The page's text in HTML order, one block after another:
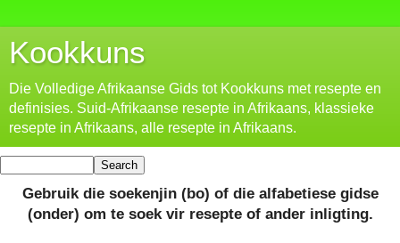
Kookkuns
Die Volledige Afrikaanse Gids tot Kookkuns met resepte en
definisies. Suid-Afrikaanse resepte in Afrikaans, klassieke
resepte in Afrikaans, alle resepte in Afrikaans.
Gebruik die soekenjin (bo) of die alfabetiese gidse
(onder) om te soek vir resepte of ander inligting.